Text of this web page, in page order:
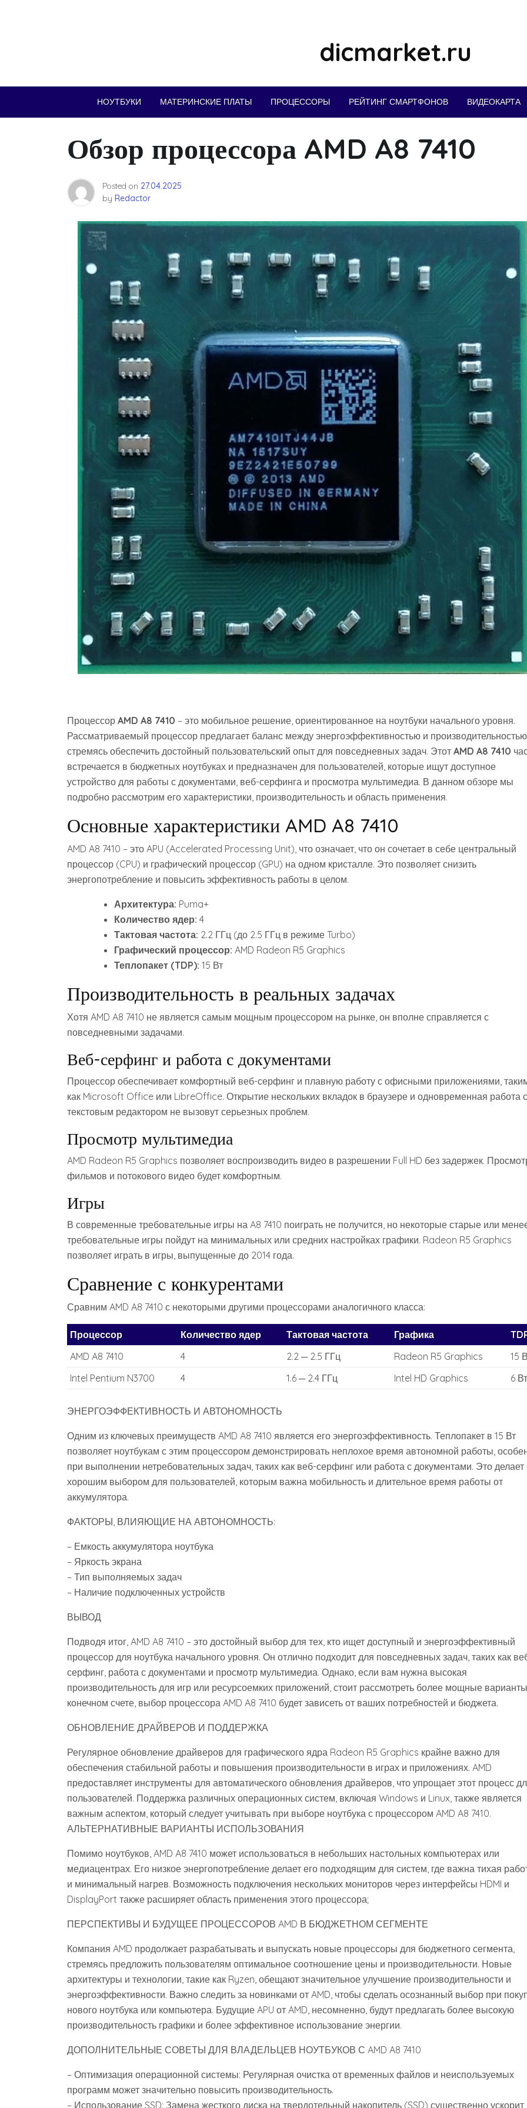
dicmarket.ru
НОУТБУКИ МАТЕРИНСКИЕ ПЛАТЫ ПРОЦЕССОРЫ РЕЙТИНГ СМАРТФОНОВ ВИДЕОКАРТА
Обзор процессора AMD A8 7410
Posted on 27.04.2025
by Redactor
Процессор AMD A8 7410 – это мобильное решение‚ ориентированное на ноутбуки начального уровня.
Рассматриваемый процессор предлагает баланс между энергоэффективностью и
стремясь обеспечить достойный пользовательский опыт для повседневных задач. Этот AMD A8 7410
встречается в бюджетных ноутбуках и предназначен для пользователей‚ которые ищут доступное
устройство для работы с документами‚ веб-серфинга и просмотра мультимедиа. В данном обзоре мы
подробно рассмотрим его характеристики‚ производительность и область применения.
Основные характеристики AMD A8 7410
AMD A8 7410 – это APU (Accelerated Processing Unit)‚ что означает‚ что он сочетает в себе центральный
процессор (CPU) и графический процессор (GPU) на одном кристалле. Это позволяет снизить
энергопотребление и повысить эффективность работы в целом.
Архитектура: Puma+
Количество ядер: 4
Тактовая частота: 2.2 ГГц (до 2.5 ГГц в режиме Turbo)
Графический процессор: AMD Radeon R5 Graphics
Теплопакет (TDP): 15 Вт
Производительность в реальных задачах
Хотя AMD A8 7410 не является самым мощным процессором на рынке‚ он вполне справляется с
повседневными задачами.
Веб-серфинг и работа с документами
Процессор обеспечивает комфортный веб-серфинг и плавную работу с офисными приложениями‚
как Microsoft Office или LibreOffice. Открытие нескольких вкладок в браузере и одновременная работа с
текстовым редактором не вызовут серьезных проблем.
Просмотр мультимедиа
AMD Radeon R5 Graphics позволяет воспроизводить видео в разрешении Full HD без задержек.
фильмов и потокового видео будет комфортным.
Игры
В современные требовательные игры на A8 7410 поиграть не получится‚ но некоторые старые или
требовательные игры пойдут на минимальных или средних настройках графики. Radeon R5 Graphics
позволяет играть в игры‚ выпущенные до 2014 года.
Сравнение с конкурентами
Сравним AMD A8 7410 с некоторыми другими процессорами аналогичного класса:
Процессор Количество ядер Тактовая частота Графика
AMD A8 7410
4 2.2 ─ 2.5 ГГц Radeon R5 Graphics
15
Intel Pentium N3700
4 1.6 ─ 2.4 ГГц Intel HD Graphics 6 Вт
ЭНЕРГОЭФФЕКТИВНОСТЬ И АВТОНОМНОСТЬ
Одним из ключевых преимуществ AMD A8 7410 является его энергоэффективность. Теплопакет в 15 Вт
позволяет ноутбукам с этим процессором демонстрировать неплохое время автономной работы‚
при выполнении нетребовательных задач‚ таких как веб-серфинг или работа с документами. Это делает
хорошим выбором для пользователей‚ которым важна мобильность и длительное время работы от
аккумулятора.
ФАКТОРЫ‚ ВЛИЯЮЩИЕ НА АВТОНОМНОСТЬ:
– Емкость аккумулятора ноутбука
– Яркость экрана
– Тип выполняемых задач
– Наличие подключенных устройств
ВЫВОД
Подводя итог‚ AMD A8 7410 – это достойный выбор для тех‚ кто ищет доступный и энергоэффективный
процессор для ноутбука начального уровня. Он отлично подходит для повседневных задач‚ таких как
серфинг‚ работа с документами и просмотр мультимедиа. Однако‚ если вам нужна высокая
производительность для игр или ресурсоемких приложений‚ стоит рассмотреть более мощные
конечном счете‚ выбор процессора AMD A8 7410 будет зависеть от ваших потребностей и бюджета.
ОБНОВЛЕНИЕ ДРАЙВЕРОВ И ПОДДЕРЖКА
Регулярное обновление драйверов для графического ядра Radeon R5 Graphics крайне важно для
обеспечения стабильной работы и повышения производительности в играх и приложениях. AMD
предоставляет инструменты для автоматического обновления драйверов‚ что упрощает этот процесс
пользователей. Поддержка различных операционных систем‚ включая Windows и Linux‚ также является
важным аспектом‚ который следует учитывать при выборе ноутбука с процессором AMD A8 7410.
АЛЬТЕРНАТИВНЫЕ ВАРИАНТЫ ИСПОЛЬЗОВАНИЯ
Помимо ноутбуков‚ AMD A8 7410 может использоваться в небольших настольных компьютерах или
медиацентрах. Его низкое энергопотребление делает его подходящим для систем‚ где важна тихая
и минимальный нагрев. Возможность подключения нескольких мониторов через интерфейсы HDMI и
DisplayPort также расширяет область применения этого процессора;
ПЕРСПЕКТИВЫ И БУДУЩЕЕ ПРОЦЕССОРОВ AMD В БЮДЖЕТНОМ СЕГМЕНТЕ
Компания AMD продолжает разрабатывать и выпускать новые процессоры для бюджетного сегмента‚
стремясь предложить пользователям оптимальное соотношение цены и производительности. Новые
архитектуры и технологии‚ такие как Ryzen‚ обещают значительное улучшение производительности и
энергоэффективности. Важно следить за новинками от AMD‚ чтобы сделать осознанный выбор при
нового ноутбука или компьютера. Будущие APU от AMD‚ несомненно‚ будут предлагать более высокую
производительность графики и более эффективное использование энергии.
ДОПОЛНИТЕЛЬНЫЕ СОВЕТЫ ДЛЯ ВЛАДЕЛЬЦЕВ НОУТБУКОВ С AMD A8 7410
– Оптимизация операционной системы: Регулярная очистка от временных файлов и неиспользуемых
программ может значительно повысить производительность.
– Использование SSD: Замена жесткого диска на твердотельный накопитель (SSD) существенно ускорит